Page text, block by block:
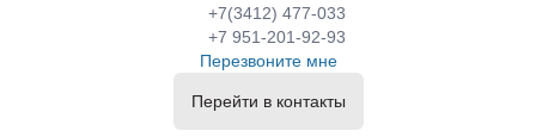
+7(3412) 477-033
+7 951-201-92-93
Перезвоните мне
Перейти в контакты